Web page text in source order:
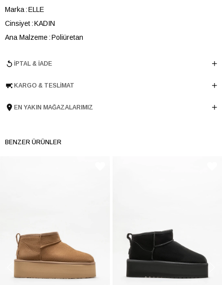
Marka ELLE
Cinsiyet KADIN
Ana Malzeme Poliüretan
Topuk Boyu 2.5 cm
Menşei TURKIYE
İPTAL & İADE
KARGO & TESLIMAT
EN YAKIN MAĞAZALARIMIZ
BENZER ÜRÜNLER